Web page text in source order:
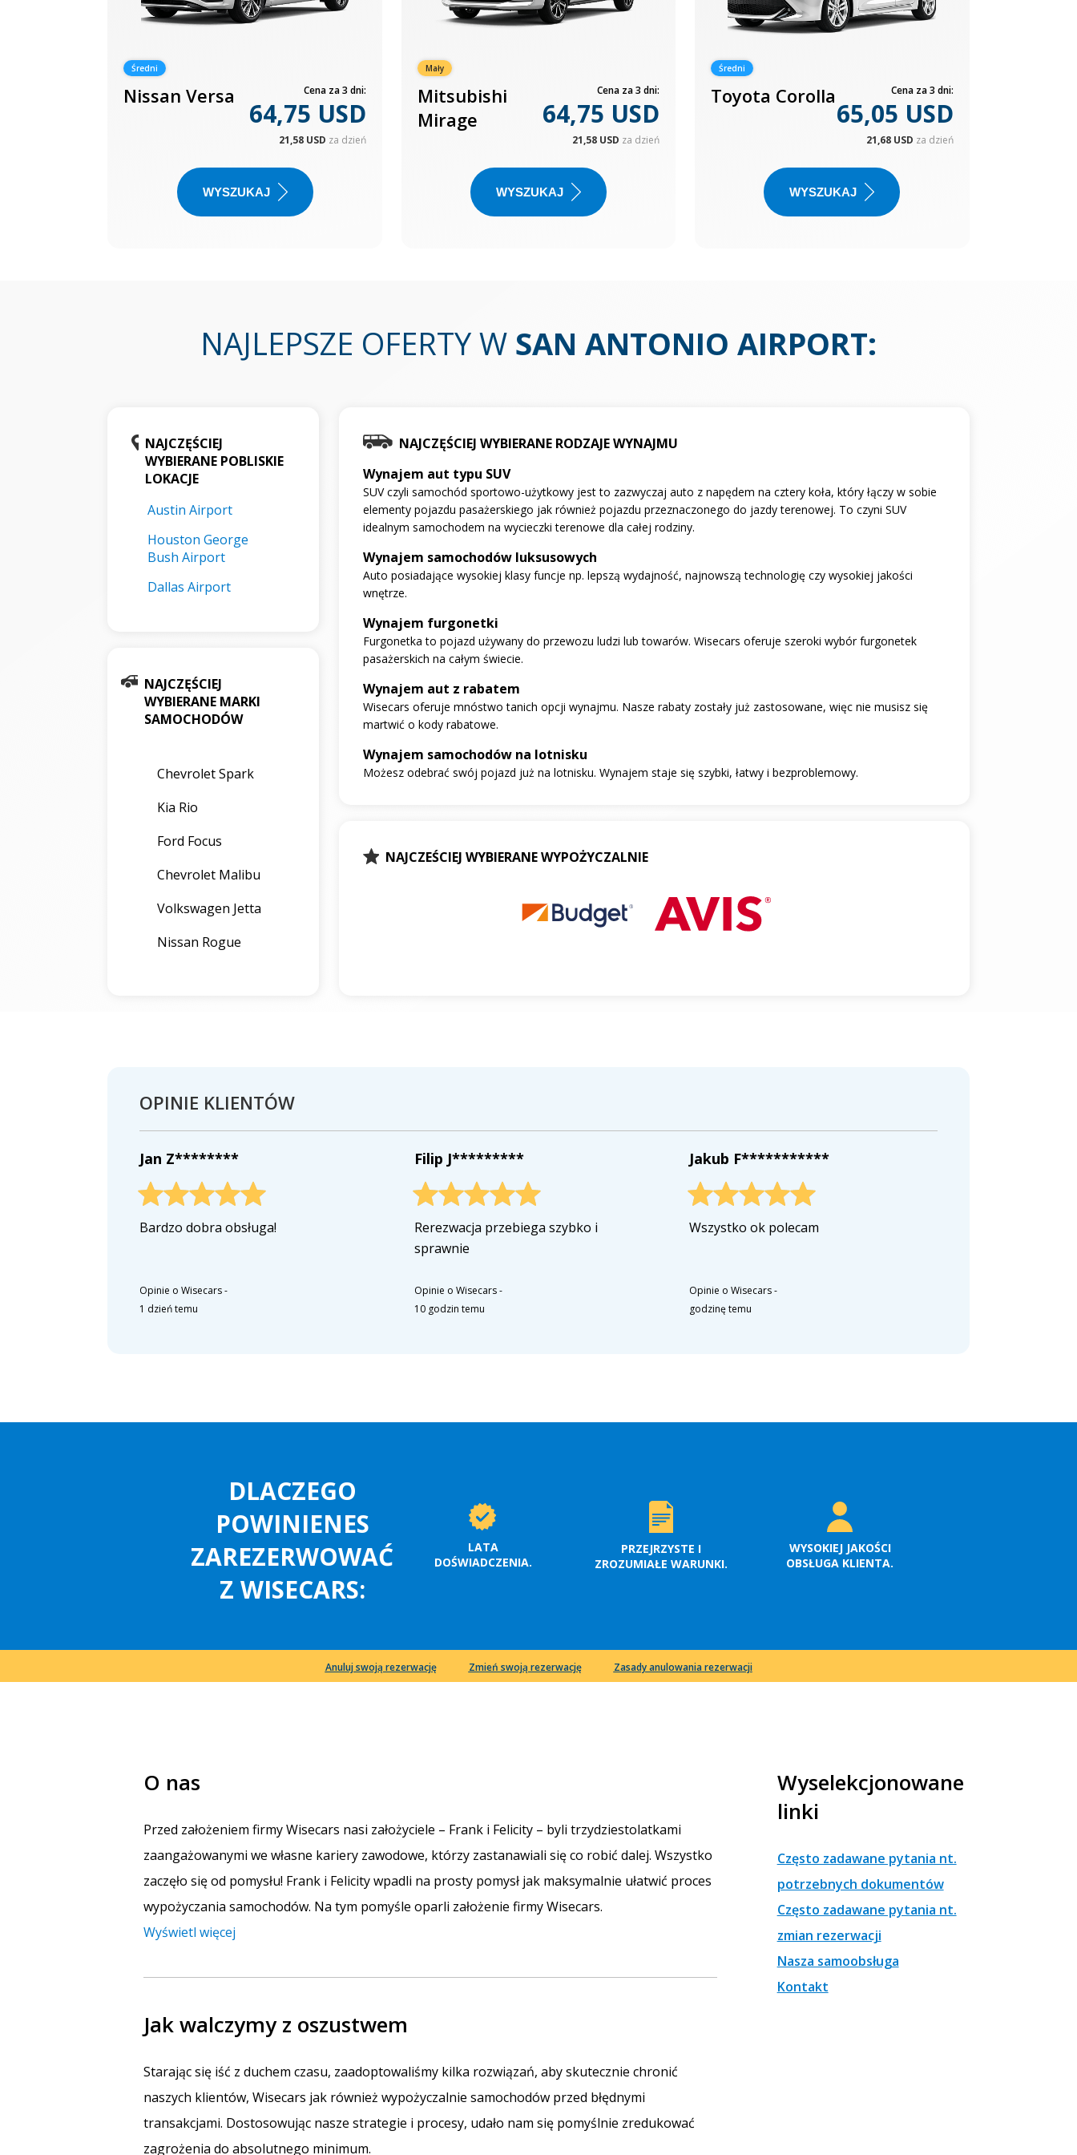
Średni
Nissan Versa Cena za 3 dni:
64,75 USD
21,58 USD za dzień
WYSZUKAJ
Mały
Mitsubishi
Mirage
Cena za 3 dni:
64,75 USD
21,58 USD za dzień
WYSZUKAJ
Średni
Toyota Corolla Cena za 3 dni:
65,05 USD
21,68 USD za dzień
WYSZUKAJ
NAJLEPSZE OFERTY W SAN ANTONIO AIRPORT:
NAJCZĘŚCIEJ
WYBIERANE POBLISKIE
LOKACJE
Austin Airport
Houston George
Bush Airport
Dallas Airport
NAJCZĘŚCIEJ
WYBIERANE MARKI
SAMOCHODÓW
Chevrolet Spark
Kia Rio
Ford Focus
Chevrolet Malibu
Volkswagen Jetta
Nissan Rogue
NAJCZĘŚCIEJ WYBIERANE RODZAJE WYNAJMU
Wynajem aut typu SUV
SUV czyli samochód sportowo-użytkowy jest to zazwyczaj auto z napędem na cztery koła, który łączy w sobie
elementy pojazdu pasażerskiego jak również pojazdu przeznaczonego do jazdy terenowej. To czyni SUV
idealnym samochodem na wycieczki terenowe dla całej rodziny.
Wynajem samochodów luksusowych
Auto posiadające wysokiej klasy funcje np. lepszą wydajność, najnowszą technologię czy wysokiej jakości
wnętrze.
Wynajem furgonetki
Furgonetka to pojazd używany do przewozu ludzi lub towarów. Wisecars oferuje szeroki wybór furgonetek
pasażerskich na całym świecie.
Wynajem aut z rabatem
Wisecars oferuje mnóstwo tanich opcji wynajmu. Nasze rabaty zostały już zastosowane, więc nie musisz się
martwić o kody rabatowe.
Wynajem samochodów na lotnisku
Możesz odebrać swój pojazd już na lotnisku. Wynajem staje się szybki, łatwy i bezproblemowy.
NAJCZEŚCIEJ WYBIERANE WYPOŻYCZALNIE
OPINIE KLIENTÓW
Jan Z********
Bardzo dobra obsługa!
Opinie o Wisecars-
1 dzień temu
Filip J*********
Rerezwacja przebiega szybko i
sprawnie
Opinie o Wisecars-
10 godzin temu
Jakub F***********
Wszystko ok polecam
Opinie o Wisecars-
godzinę temu
DLACZEGO
POWINIENES
ZAREZERWOWAĆ
Z WISECARS:
LATA
DOŚWIADCZENIA.
PRZEJRZYSTE I
ZROZUMIAŁE WARUNKI.
WYSOKIEJ JAKOŚCI
OBSŁUGA KLIENTA.
Anuluj swoją rezerwację Zmień swoją rezerwację Zasady anulowania rezerwacji
O nas
Przed założeniem firmy Wisecars nasi założyciele – Frank i Felicity – byli trzydziestolatkami
zaangażowanymi we własne kariery zawodowe, którzy zastanawiali się co robić dalej. Wszystko
zaczęło się od pomysłu! Frank i Felicity wpadli na prosty pomysł jak maksymalnie ułatwić proces
wypożyczania samochodów. Na tym pomyśle oparli założenie firmy Wisecars.
Wyświetl więcej
Jak walczymy z oszustwem
Starając się iść z duchem czasu, zaadoptowaliśmy kilka rozwiązań, aby skutecznie chronić
naszych klientów, Wisecars jak również wypożyczalnie samochodów przed błędnymi
transakcjami. Dostosowując nasze strategie i procesy, udało nam się pomyślnie zredukować
zagrożenia do absolutnego minimum.
Wyselekcjonowane
linki
Często zadawane pytania nt.
potrzebnych dokumentów
Często zadawane pytania nt.
zmian rezerwacji
Nasza samoobsługa
Kontakt